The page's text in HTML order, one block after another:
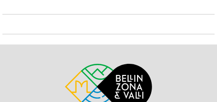
montagne 600 m, télésiège 1.8 km, télécabine 1.7 km,
ski-bus 50 m, école de ski 1.5 km, école de ski
d'enfants 1.5 km, ski de fond 1 km, patinoire 200 m,
Kirchner Museum 50 m. Les domaines skiables de
renommée sont facilement accessibles: Parsenn 1.5
km, Jakobshorn 1.2 km, Rinerhorn 8 km. Les lacs
connus sont facilement accessibles: Davosersee 2.7